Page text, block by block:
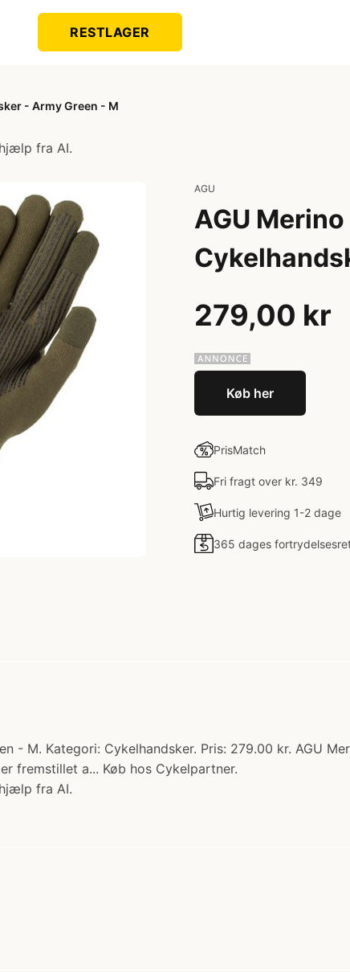
RESTLAGER
- Army Green - M
fra AI.
AGU
AGU
279,00 kr
Køb her
PrisMatch
Fri fragt over kr. 349
Hurtig levering 1-2 dage
365 dages
- M. Kategori: Cykelhandsker. Pris: 279.00 kr. AGU
fremstillet a... Køb hos Cykelpartner.
fra AI.